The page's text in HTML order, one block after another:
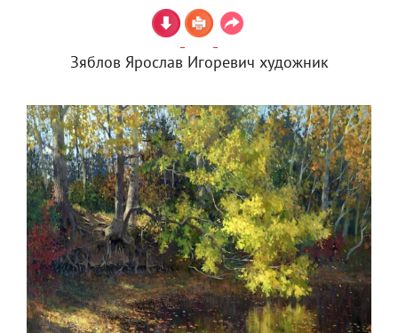
Зяблов Ярослав Игоревич художник